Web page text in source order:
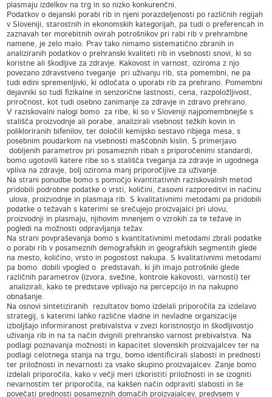
plasmaju izdelkov na trg in so nizko konkurenčni.
Podatkov o dejanski porabi rib in njeni porazdeljenosti po različnih regijah
v Sloveniji, starostnih in ekonomskih kategorijah, pa tudi o preferencah in
zaznavah ter morebitnih ovirah potrošnikov pri rabi rib v prehrambne
namene, je zelo malo. Prav tako nimamo sistematično zbranih in
analiziranih podatkov o prehranski kvaliteti rib in vsebnosti snovi, ki so
koristne ali škodljive za zdravje. Kakovost in varnost, oziroma z njo
povezano zdravstveno tveganje pri uživanju rib, sta pomembni, ne pa
tudi edini spremenljivki, ki odločata o uporabi rib za prehrano. Pomembni
dejavniki so tudi fizikalne in senzorične lastnosti, cena, razpoložljivost,
priročnost, kot tudi osebno zanimanje za zdravje in zdravo prehrano.
V raziskovalni nalogi bomo za ribe, ki so v Sloveniji najpomembnejše s
stališča proizvodnje ali porabe, analizirali vsebnost težkih kovin in
polikloriranih bifenilov, ter določili kemijsko sestavo ribjega mesa, s
posebnim poudarkom na vsebnosti maščobnih kislin. S primerjavo
dobljenih parametrov pri posameznih ribah s priporočenimi standardi,
bomo ugotovili katere ribe so s stališča tveganja za zdravje in ugodnega
vpliva na zdravje, bolj oziroma manj priporočljive za uživanje.
Na strani ponudbe bomo s pomočjo kvantitativnih raziskovalnih metod
pridobili podrobne podatke o vrsti, količini, časovni razporeditvi in načinu
ulova, proizvodnje in plasmaja rib. S kvalitativnimi metodami pa pridobili
podatke o težavah s katerimi se srečujejo proizvajalci pri ulovu,
proizvodnji in plasmaju, njihovim mnenjem o vzrokih za te težave in
pogledi na možnosti odpravljanja težav.
Na strani povpraševanja bomo s kvantitativnimi metodami zbrali podatke
o porabi rib v posameznih demografskih in geografskih segmentih glede
na mesto, količino, vrsto in pogostost nakupa. S kvalitativnimi metodami
pa bomo dobili vpogled o predstavah, ki jih imajo potrošniki glede
različnih parametrov (izvora, svežine, kontrole kakovosti, varnosti) ter
analizirali, kako te predstave vplivajo na percepcijo in na nakupno
obnašanje.
Na osnovi sintetiziranih rezultatov bomo izdelali priporočila za izdelavo
strategij, s katerimi lahko različne vladne in nevladne organizacije
izboljšajo informiranost prebivalstva v zvezi koristnostjo in škodljivostjo
uživanja rib in na ta način dvignili prehransko varnost prebivalstva. Na
podlagi poznavanja možnosti in kapacitet slovenskih proizvajalcev ter na
podlagi celotnega stanja na trgu, bomo identificirali slabosti in prednosti
ter priložnosti in nevarnosti za vsako skupino proizvajalcev. Zanje bomo
izdelali priporočila, kako v večji meri izkoristiti priložnosti in se izogniti
nevarnostim ter priporočila, na kakšen način odpraviti slabosti in še
povečati prednosti posameznih domačih proizvajalcev, predvsem v